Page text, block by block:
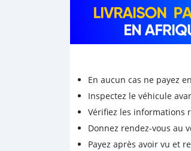
En aucun cas ne payez
Inspectez le véhicule
Vérifiez les informations
Donnez rendez-vous au
Payez après avoir vu et